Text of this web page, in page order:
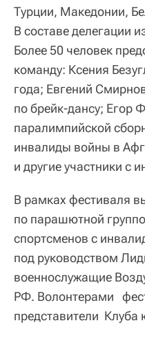
Турции, Македонии,
В составе делегации
Более 50 человек
команду: Ксения
года; Евгений
по брейк-дансу; Егор
паралимпийской
инвалиды войны в
и другие участники с
В рамках фестиваля
по парашютной
спортсменов с
под руководством
военнослужащие
РФ. Волонтерами
представители Клуба